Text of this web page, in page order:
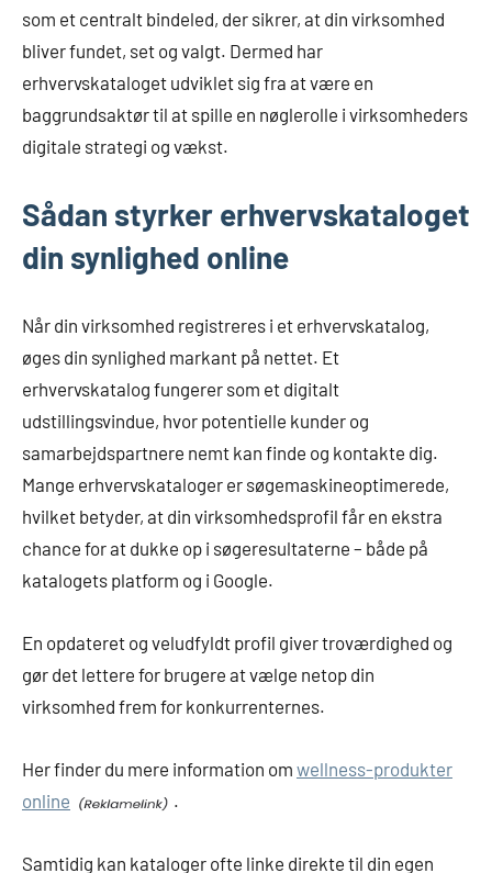
som et centralt bindeled, der sikrer, at din virksomhed
bliver fundet, set og valgt. Dermed har
erhvervskataloget udviklet sig fra at være en
baggrundsaktør til at spille en nøglerolle i virksomheders
digitale strategi og vækst.
Sådan styrker erhvervskataloget
din synlighed online
Når din virksomhed registreres i et erhvervskatalog,
øges din synlighed markant på nettet. Et
erhvervskatalog fungerer som et digitalt
udstillingsvindue, hvor potentielle kunder og
samarbejdspartnere nemt kan finde og kontakte dig.
Mange erhvervskataloger er søgemaskineoptimerede,
hvilket betyder, at din virksomhedsprofil får en ekstra
chance for at dukke op i søgeresultaterne – både på
katalogets platform og i Google.
En opdateret og veludfyldt profil giver troværdighed og
gør det lettere for brugere at vælge netop din
virksomhed frem for konkurrenternes.
Her finder du mere information om wellness-produkter
online
.
Samtidig kan kataloger ofte linke direkte til din egen